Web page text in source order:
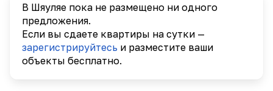
В Шяуляе пока не размещено ни одного
предложения.
Если вы сдаете квартиры на сутки —
зарегистрируйтесь и разместите ваши
объекты бесплатно.